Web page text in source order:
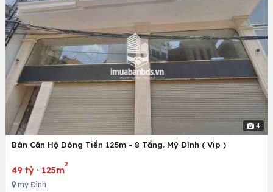
4
Bán Căn Hộ Dòng Tiền 125m - 8 Tầng. Mỹ Đình ( Vip )
49 tỷ · 125m
2
mỹ Đình